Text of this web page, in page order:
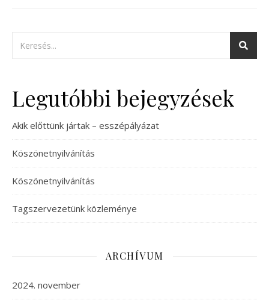
Legutóbbi bejegyzések
Akik előttünk jártak – esszépályázat
Köszönetnyilvánítás
Köszönetnyilvánítás
Tagszervezetünk közleménye
ARCHÍVUM
2024. november